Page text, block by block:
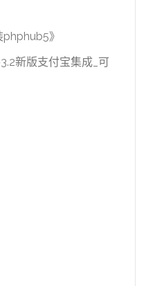
phphub5》
新版支付宝集成_可